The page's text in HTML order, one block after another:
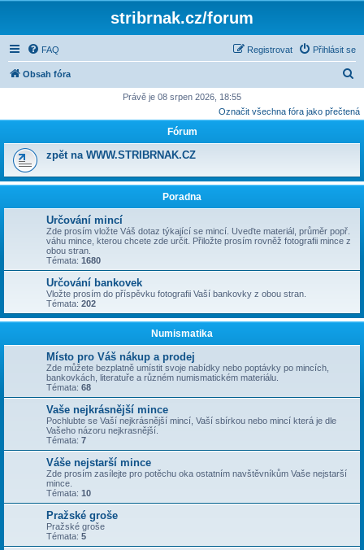
stribrnak.cz/forum
FAQ Přihlásit se
Registrovat
Obsah fóra
e
Právě je 08 srpen 2026, 18:55
Označit všechna fóra jako přečtená
Fórum
zpět na WWW.STRIBRNAK.CZ
Poradna
Určování mincí
Zde prosím vložte Váš dotaz týkající se mincí. Uveďte materiál, průměr popř.
váhu mince, kterou chcete zde určit. Přiložte prosím rovněž fotografii mince z
obou stran.
Témata: 1680
Určování bankovek
Vložte prosím do příspěvku fotografii Vaší bankovky z obou stran.
Témata: 202
Numismatika
Místo pro Váš nákup a prodej
Zde můžete bezplatně umístit svoje nabídky nebo poptávky po mincích,
bankovkách, literatuře a různém numismatickém materiálu.
Témata: 68
Vaše nejkrásnější mince
Pochlubte se Vaší nejkrásnější mincí, Vaší sbírkou nebo mincí která je dle
Vašeho názoru nejkrasnější.
Témata: 7
Váše nejstarší mince
Zde prosím zasílejte pro potěchu oka ostatním navštěvníkům Vaše nejstarší
mince.
Témata: 10
Pražské groše
Pražské groše
Témata: 5